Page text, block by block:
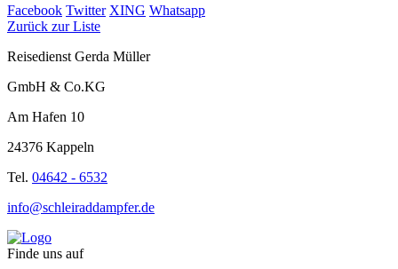
Facebook Twitter XING Whatsapp
Zurück zur Liste
Reisedienst Gerda Müller
GmbH & Co.KG
Am Hafen 10
24376 Kappeln
Tel. 04642 - 6532
info@schleiraddampfer.de
Finde uns auf